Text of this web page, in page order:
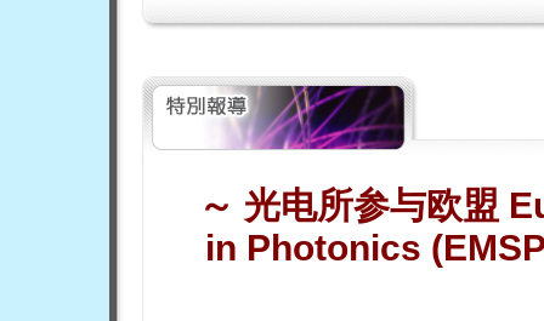
～ 光电所参与欧盟
in Photonics